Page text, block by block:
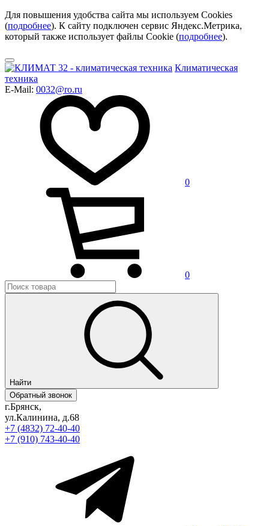
Для повышения удобства сайта мы используем Cookies
(подробнее). К сайту подключен сервис Яндекс.Метрика,
который также использует файлы Cookie (подробнее).
Климатическая
техника
E-Mail: 0032@ro.ru
0
0
Найти
Обратный звонок
г.Брянск,
ул.Калинина, д.68
+7 (4832) 72-40-40
+7 (910) 743-40-40